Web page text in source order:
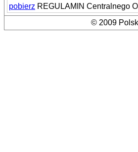
pobierz REGULAMIN Centralnego
© 2009